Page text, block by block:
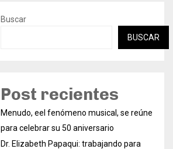
Buscar
BUSCAR
Post recientes
Menudo, eel fenómeno musical, se reúne
para celebrar su 50 aniversario
Dr. Elizabeth Papaqui: trabajando para